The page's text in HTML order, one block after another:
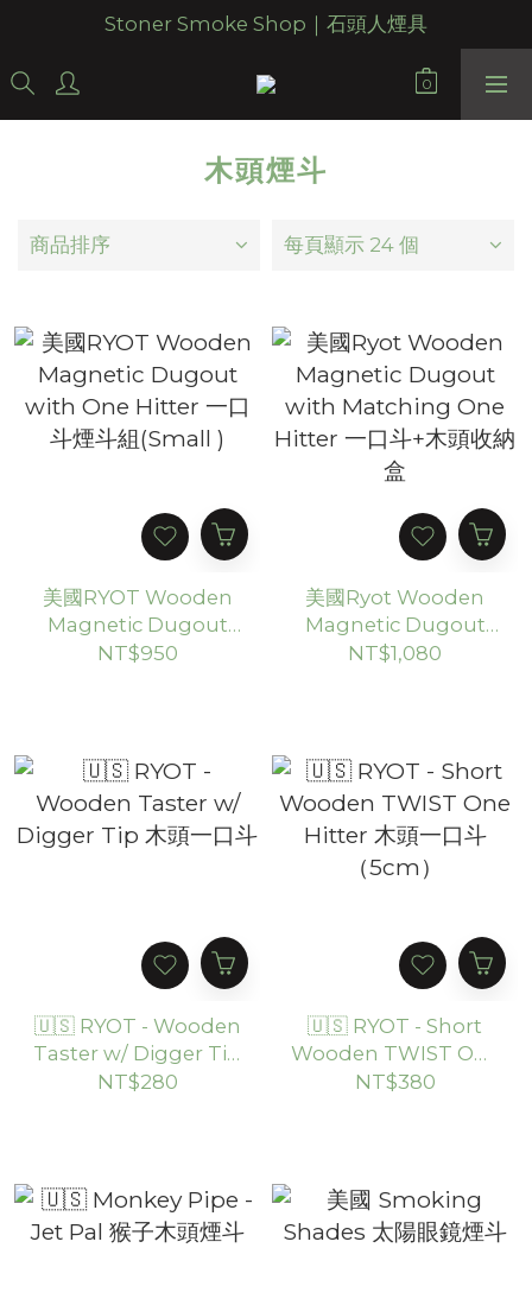
Stoner Smoke Shop｜石頭人煙具
木頭煙斗
商品排序 每頁顯示 24 個
美國RYOT Wooden
Magnetic Dugout
with One Hitter 一口
NT$950
美國Ryot Wooden
Magnetic Dugout
with Matching One
NT$1,080
🇺🇸 RYOT - Wooden
Taster w/ Digger Tip
木頭一口斗
NT$280
🇺🇸 RYOT - Short
Wooden TWIST One
Hitter 木頭一口斗
NT$380